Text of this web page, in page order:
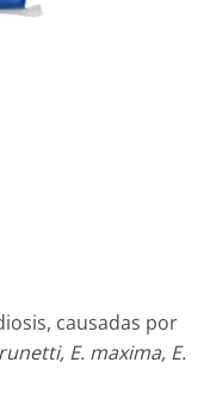
causadas por
E. maxima, E.